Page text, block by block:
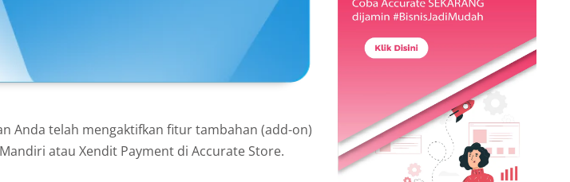
Anda telah mengaktifkan fitur tambahan (add-on)
atau Xendit Payment di Accurate Store.